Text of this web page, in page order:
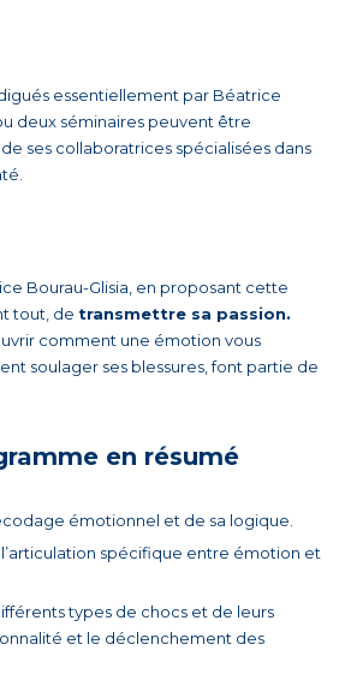
essentiellement par Béatrice
deux séminaires peuvent être
ses collaboratrices spécialisées dans
Bourau-Glisia, en proposant cette
tout, de transmettre sa passion.
comment une émotion vous
soulager ses blessures, font partie de
en résumé
émotionnel et de sa logique.
spécifique entre émotion et
types de chocs et de leurs
et le déclenchement des